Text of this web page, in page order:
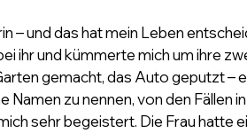
– und das hat mein Leben
ihr und kümmerte mich um ihre
gemacht, das Auto geputzt –
Namen zu nennen, von den Fällen
sehr begeistert. Die Frau hatte